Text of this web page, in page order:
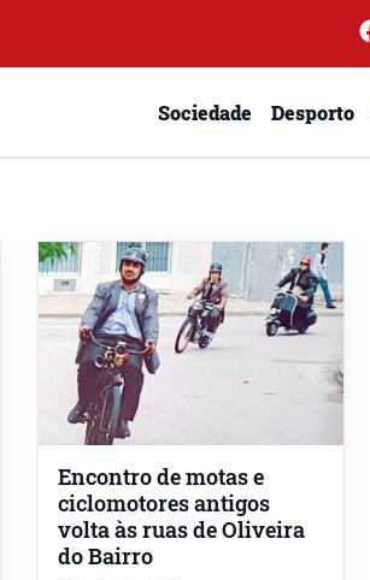
Sociedade Desporto
Encontro de motas e
ciclomotores antigos
volta às ruas de Oliveira
do Bairro